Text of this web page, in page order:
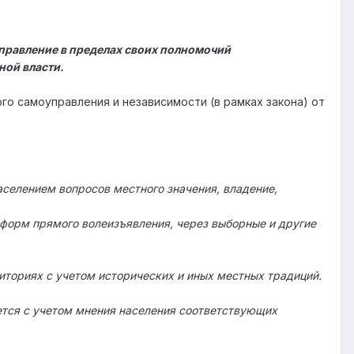
в пределах своих полномочий
власти.
самоуправления и независимости (в рамках закона) от
вопросов местного значения, владение,
прямого волеизъявления, через выборные и другие
с учетом исторических и иных местных традиций.
с учетом мнения населения соответствующих